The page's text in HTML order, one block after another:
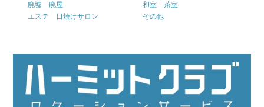
廃墟 廃屋
和室 茶室
エステ 日焼けサロン
その他